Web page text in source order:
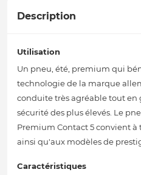
Description
Utilisation
Un pneu, été, premium qui
technologie de la marque
conduite très agréable tout en
sécurité des plus élevés. Le
Premium Contact 5 convient à
ainsi qu'aux modèles de
Caractéristiques